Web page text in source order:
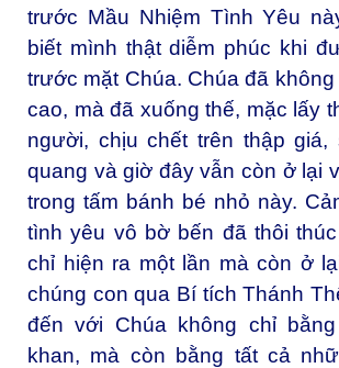
trước Mầu Nhiệm Tình Yêu
biết mình thật diễm phúc khi
trước mặt Chúa. Chúa đã
cao, mà đã xuống thế, mặc lấy
người, chịu chết trên thập giá,
quang và giờ đây vẫn còn ở lại
trong tấm bánh bé nhỏ này.
tình yêu vô bờ bến đã thôi
chỉ hiện ra một lần mà còn ở
chúng con qua Bí tích Thánh
đến với Chúa không chỉ
khan, mà còn bằng tất cả